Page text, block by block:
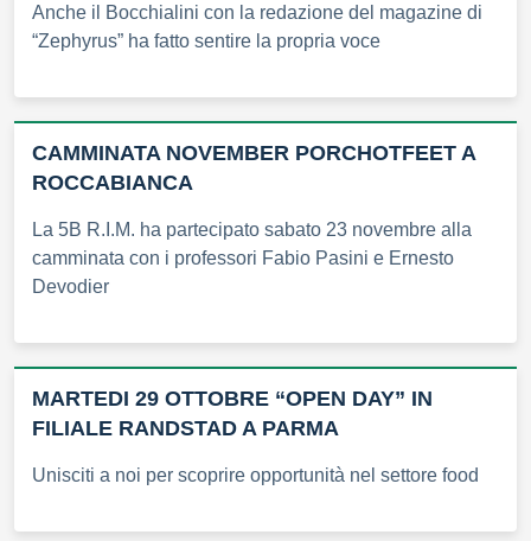
Anche il Bocchialini con la redazione del magazine di
“Zephyrus” ha fatto sentire la propria voce
CAMMINATA NOVEMBER PORCHOTFEET A
ROCCABIANCA
La 5B R.I.M. ha partecipato sabato 23 novembre alla
camminata con i professori Fabio Pasini e Ernesto
Devodier
MARTEDI 29 OTTOBRE “OPEN DAY” IN
FILIALE RANDSTAD A PARMA
Unisciti a noi per scoprire opportunità nel settore food